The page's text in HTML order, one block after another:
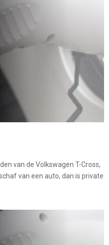
van de Volkswagen T-Cross,
van een auto, dan is private